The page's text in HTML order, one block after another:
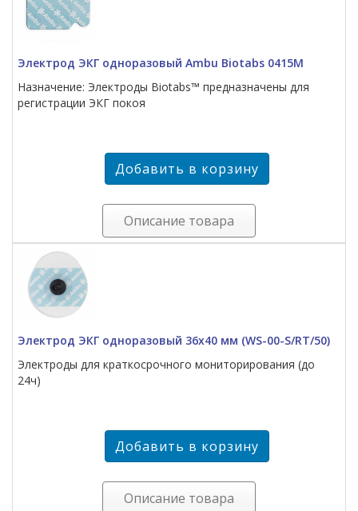
Электрод ЭКГ одноразовый Ambu Biotabs 0415М
Назначение: Электроды Biotabs™ предназначены для
регистрации ЭКГ покоя
Описание товара
Электрод ЭКГ одноразовый 36х40 мм (WS-00-S/RT/50)
Электроды для краткосрочного мониторирования (до
24ч)
Описание товара